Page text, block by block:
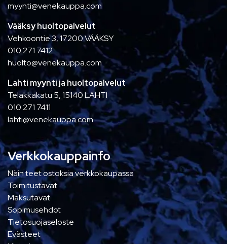
myynti@venekauppa.com
Vääksy huoltopalvelut
Vehkoontie 3, 17200 VÄÄKSY
010 271 7412
huolto@venekauppa.com
Lahti myynti ja huoltopalvelut
Telakkakatu 5, 15140 LAHTI
010 271 7411
lahti@venekauppa.com
Verkkokauppainfo
Näin teet ostoksia verkkokaupassa
Toimitustavat
Maksutavat
Sopimusehdot
Tietosuojaseloste
Evästeet